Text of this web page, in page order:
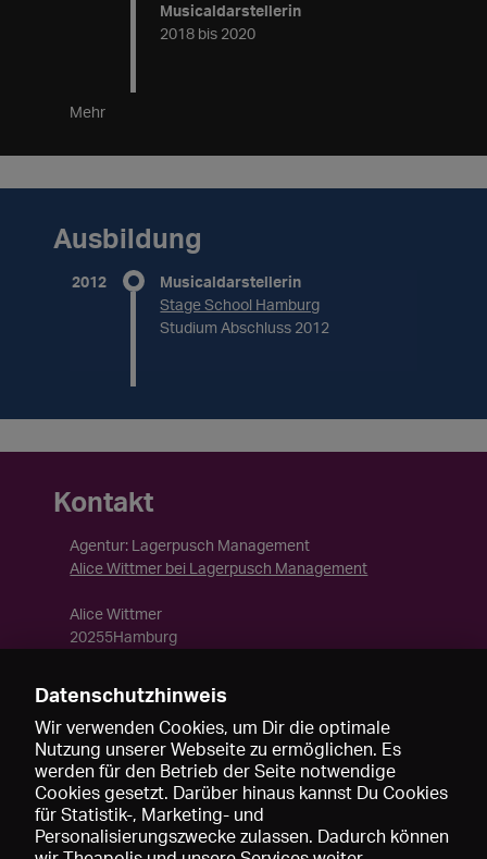
Musicaldarstellerin
2018 bis 2020
Mehr
Ausbildung
2012
Musicaldarstellerin
Stage School Hamburg
Studium Abschluss 2012
Kontakt
Agentur: Lagerpusch Management
Alice Wittmer bei Lagerpusch Management
Alice Wittmer
20255Hamburg
ZAV Berlin
Datenschutzhinweis
Wir verwenden Cookies, um Dir die optimale
Nutzung unserer Webseite zu ermöglichen. Es
werden für den Betrieb der Seite notwendige
Cookies gesetzt. Darüber hinaus kannst Du Cookies
für Statistik-, Marketing- und
Personalisierungszwecke zulassen. Dadurch können